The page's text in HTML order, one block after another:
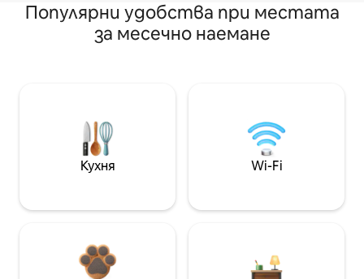
Популярни удобства при местата
за месечно наемане
Кухня Wi-Fi